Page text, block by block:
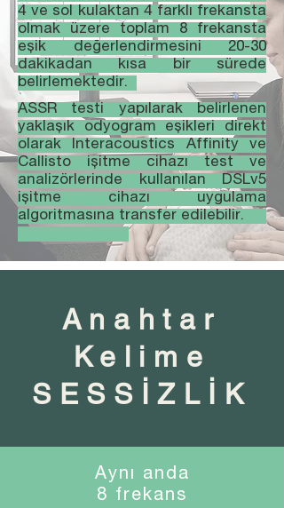
4 ve sol kulaktan 4 farklı frekansta
olmak üzere toplam 8 frekansta
eşik değerlendirmesini 20-30
dakikadan kısa bir sürede
belirlemektedir.
ASSR testi yapılarak belirlenen
yaklaşık odyogram eşikleri direkt
olarak Interacoustics Affinity ve
Callisto işitme cihazı test ve
analizörlerinde kullanılan DSLv5
işitme cihazı uygulama
algoritmasına transfer edilebilir.
Anahtar
Kelime
SESSİZLİK
Aynı anda
8 frekans